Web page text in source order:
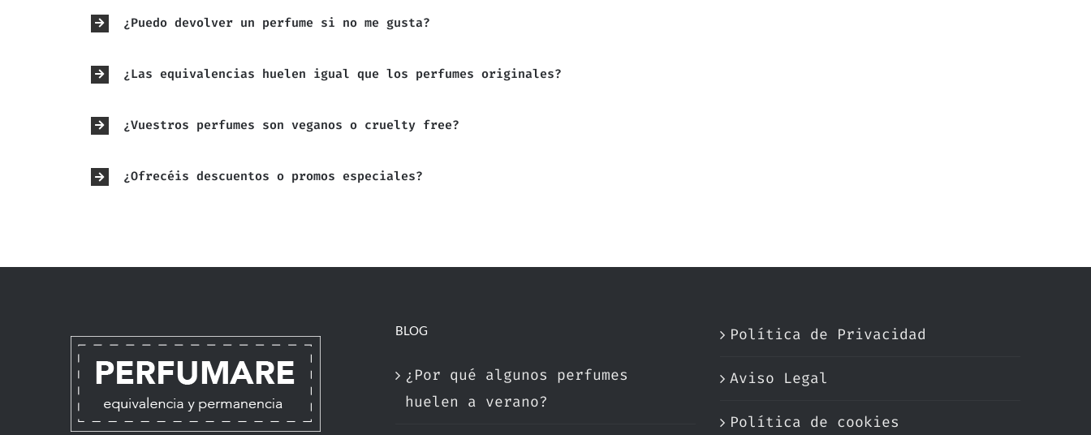
¿Puedo devolver un perfume si no me gusta?
¿Las equivalencias huelen igual que los perfumes originales?
¿Vuestros perfumes son veganos o cruelty free?
¿Ofrecéis descuentos o promos especiales?
BLOG
¿Por qué algunos perfumes
huelen a verano?
Política de Privacidad
Aviso Legal
Política de cookies